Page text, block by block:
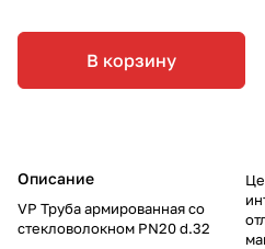
В корзину
Описание
VP Труба армированная со
стекловолокном PN20 d.32